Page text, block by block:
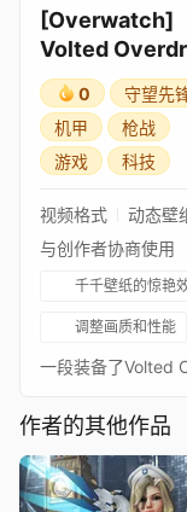
[Overwatch]
Volted
Soldier: 76
0
守望先
机甲
枪战
游戏
科技
视频格式 动态壁
与创作者协商使用
千千壁纸的惊艳
调整画质和性能
作者的其他作品